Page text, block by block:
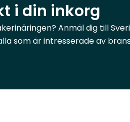
i din inkorg
Anmäl dig till
som är intresserade av